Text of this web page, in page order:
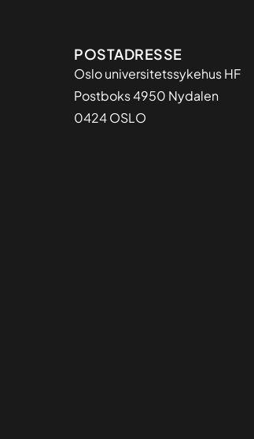
Adresse
POSTADRESSE
Oslo universitetssykehus HF
Postboks 4950 Nydalen
0424 OSLO